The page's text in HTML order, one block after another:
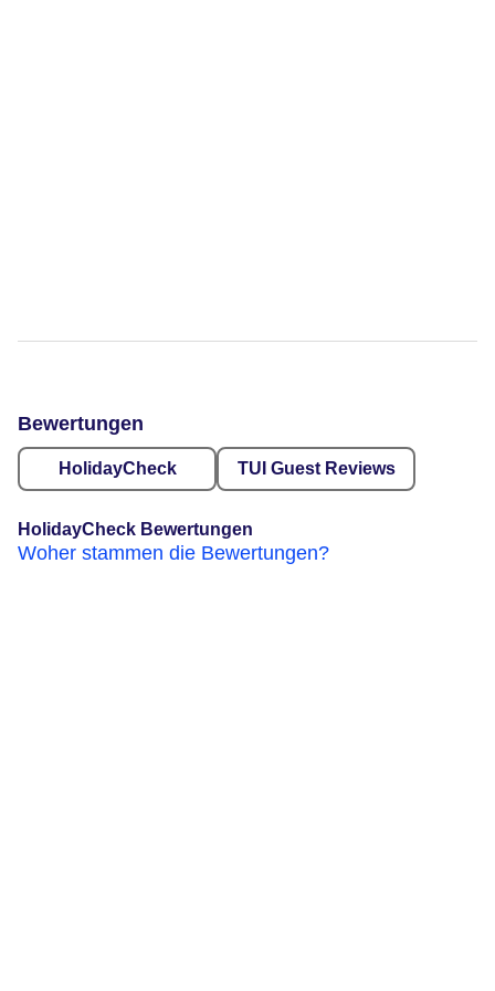
Bewertungen
HolidayCheck TUI Guest Reviews
HolidayCheck Bewertungen
Woher stammen die Bewertungen?